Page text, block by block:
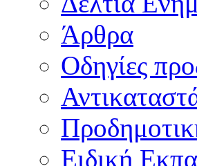
Άρθρα
Οδηγίες
Ειδική